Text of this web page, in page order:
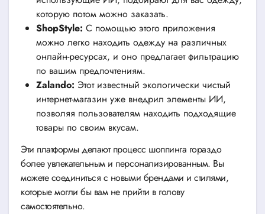
которую потом можно заказать.
ShopStyle: С помощью этого приложения
можно легко находить одежду на различных
онлайн-ресурсах, и оно предлагает фильтрацию
по вашим предпочтениям.
Zalando: Этот известный экологически чистый
интернет-магазин уже внедрил элементы ИИ,
позволяя пользователям находить подходящие
товары по своим вкусам.
Эти платформы делают процесс шоппинга гораздо
более увлекательным и персонализированным. Вы
можете соединиться с новыми брендами и стилями,
которые могли бы вам не прийти в голову
самостоятельно.